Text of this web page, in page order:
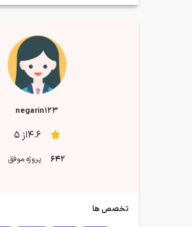
negarin123
4.6از 5
642 پروژه موفق
تخصص ها